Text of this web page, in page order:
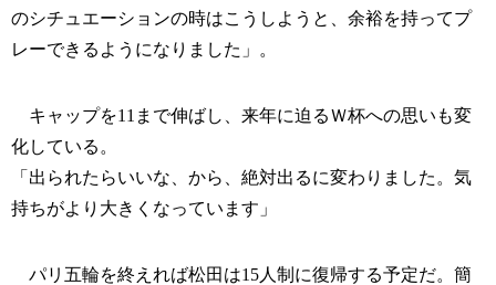
のシチュエーションの時はこうしようと、余裕を持ってプ
レーできるようになりました」。
キャップを11まで伸ばし、来年に迫るＷ杯への思いも変
化している。
「出られたらいいな、から、絶対出るに変わりました。気
持ちがより大きくなっています」
パリ五輪を終えれば松田は15人制に復帰する予定だ。簡